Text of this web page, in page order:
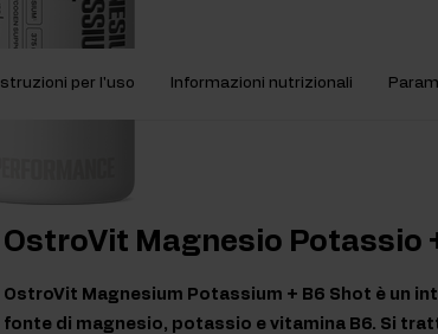
Istruzioni per l'uso Informazioni nutrizionali
OstroVit Magnesio Potassio
OstroVit Magnesium Potassium + B6 Shot è un
fonte di magnesio, potassio e vitamina B6. Si